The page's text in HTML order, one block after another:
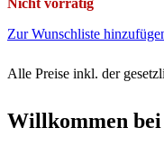
Zur Wunschliste
Alle Preise inkl. der
Willkommen